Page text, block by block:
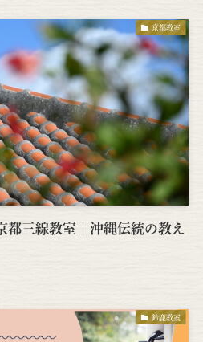
京都教室
都三線教室│沖縄伝統の教え
鈴鹿教室